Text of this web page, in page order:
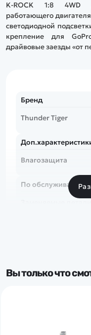
K-ROCK 1:8 4WD
работающего
светодиодной
крепление для
драйвовые заезды «от
Бренд
Thunder Tiger
Влагозащита
По обслуживанию:
Вы только что